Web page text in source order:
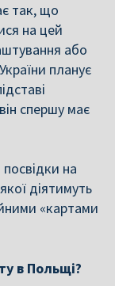
так, що
на цей
або
планує
спершу має
на
діятимуть
«картами
в Польщі?